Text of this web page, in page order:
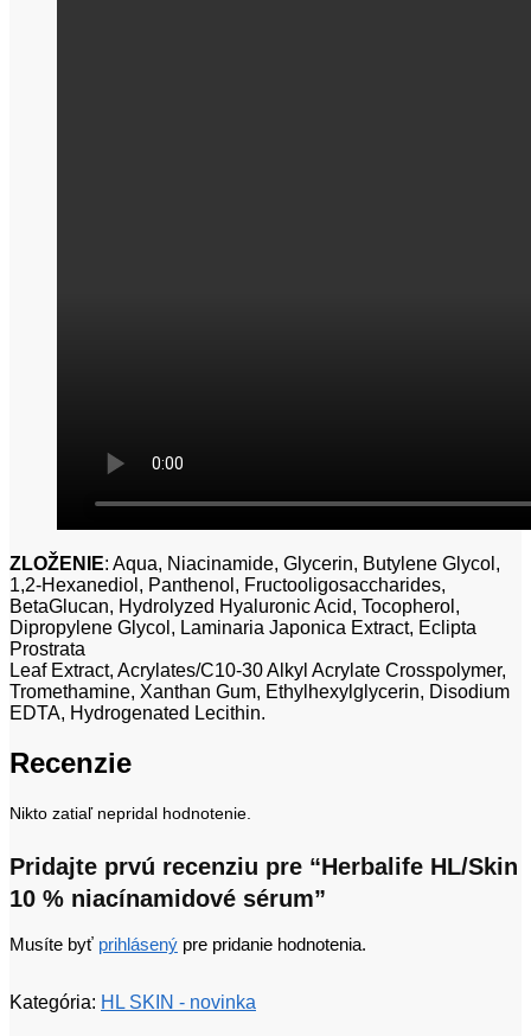
ZLOŽENIE: Aqua, Niacinamide, Glycerin, Butylene Glycol,
1,2-Hexanediol, Panthenol, Fructooligosaccharides,
BetaGlucan, Hydrolyzed Hyaluronic Acid, Tocopherol,
Dipropylene Glycol, Laminaria Japonica Extract, Eclipta
Prostrata
Leaf Extract, Acrylates/C10-30 Alkyl Acrylate Crosspolymer,
Tromethamine, Xanthan Gum, Ethylhexylglycerin, Disodium
EDTA, Hydrogenated Lecithin.
Recenzie
Nikto zatiaľ nepridal hodnotenie.
Pridajte prvú recenziu pre “Herbalife HL/Skin
10 % niacínamidové sérum”
Musíte byť prihlásený pre pridanie hodnotenia.
Kategória: HL SKIN - novinka